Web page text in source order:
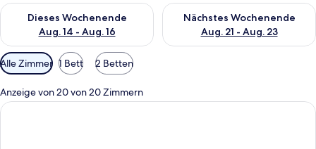
Dieses Wochenende
Aug. 14 - Aug. 16
Überprüfe die Verfügbarkeit für dieses Wochenende, Aug. 14
Nächstes Wochenende
Aug. 21 - Aug. 23
Überprüfe die Verfügbarkeit
Verfügbare
Filter
für
Zimmer
Alle Zimmer 1 Bett 2 Betten
Anzeige von 20 von 20 Zimmern